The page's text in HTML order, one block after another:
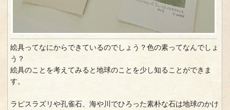
絵具ってなにからできているのでしょう？色の素ってなんでしょ
う？
絵具のことを考えてみると地球のことを少し知ることができま
す。
ラピスラズリや孔雀石、海や川でひろった素朴な石は地球のかけ